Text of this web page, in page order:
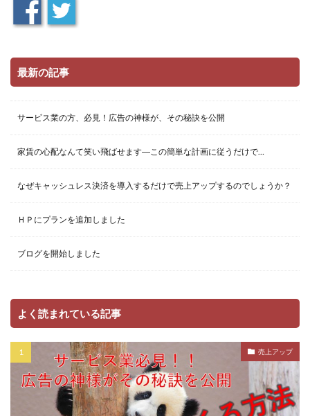
最新の記事
サービス業の方、必見！広告の神様が、その秘訣を公開
家賃の心配なんて笑い飛ばせます―この簡単な計画に従うだけで…
なぜキャッシュレス決済を導入するだけで売上アップするのでしょうか？
ＨＰにプランを追加しました
ブログを開始しました
よく読まれている記事
売上アップ